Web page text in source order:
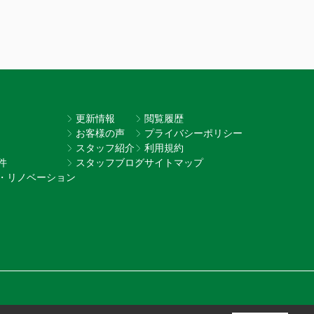
リノベーション
更新情報
お客様の声
スタッフ紹介
スタッフブログ
閲覧履歴
プライバシーポリシー
利用規約
サイトマップ